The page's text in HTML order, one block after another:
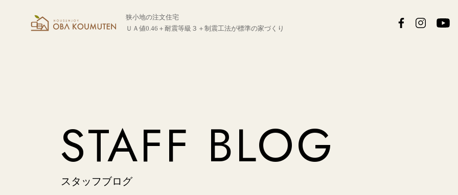
狭小地の注文住宅
ＵＡ値0.46＋耐震等級３＋制震工法が標準の家づくり
STAFF BLOG
スタッフブログ